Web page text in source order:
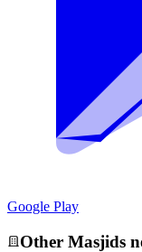
Google Play
Other Masjids